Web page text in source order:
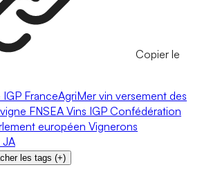
Copier le
IGP FranceAgriMer vin versement des
vigne FNSEA Vins IGP Confédération
européen Vignerons
JA
les tags (+)